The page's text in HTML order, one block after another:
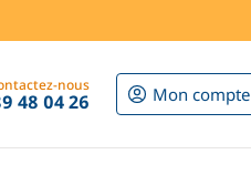
nous
48 04 26 Mon compte